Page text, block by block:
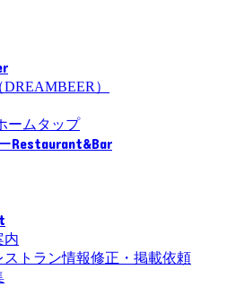
）
ームタップ
Restaurant&Bar
内
ストラン情報修正・掲載依頼